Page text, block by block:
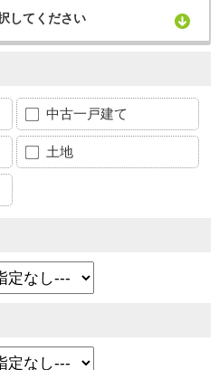
してください
中古一戸建て
土地